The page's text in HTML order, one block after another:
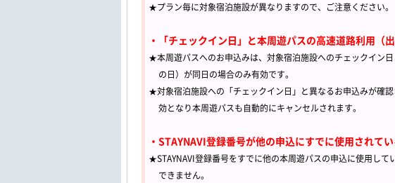
★プラン毎に対象宿泊施設が異なりますので、ご注意ください。
・「チェックイン日」と本周遊パスの高速道路利用（
★本周遊パスへのお申込みは、対象宿泊施設へのチェックイン
の日）が同日の場合のみ有効です。
★対象宿泊施設への「チェックイン日」と異なるお申込みが確
効となり本周遊パスも自動的にキャンセルされます。
・STAYNAVI登録番号が他の申込にすでに使用されて
★STAYNAVI登録番号をすでに他の本周遊パスの申込に使用して
できません。